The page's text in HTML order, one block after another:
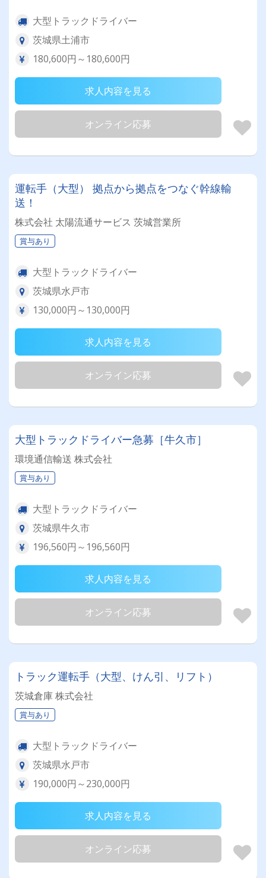
大型トラックドライバー
茨城県土浦市
180,600円～180,600円
求人内容を見る
オンライン応募
運転手（大型） 拠点から拠点をつなぐ幹線輸
送！
株式会社 太陽流通サービス 茨城営業所
賞与あり
大型トラックドライバー
茨城県水戸市
130,000円～130,000円
求人内容を見る
オンライン応募
大型トラックドライバー急募［牛久市］
環境通信輸送 株式会社
賞与あり
大型トラックドライバー
茨城県牛久市
196,560円～196,560円
求人内容を見る
オンライン応募
トラック運転手（大型、けん引、リフト）
茨城倉庫 株式会社
賞与あり
大型トラックドライバー
茨城県水戸市
190,000円～230,000円
求人内容を見る
オンライン応募